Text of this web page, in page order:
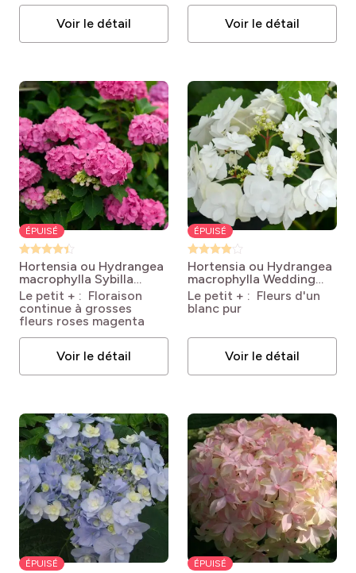
RENDEZ-VOUS ®
ANGELIQUE ®
Voir le détail
ROYAL RED ® ‘Hbarore’
Voir le détail
ÉPUISÉ
Hortensia ou Hydrangea
macrophylla Sybilla
Hydrangea macrophylla
'Sybilla'
Le petit + : Floraison
continue à grosses
fleurs roses magenta
Voir le détail
ÉPUISÉ
Hortensia ou Hydrangea
macrophylla Wedding
Gown cov
Hydrangea
macrophylla Wedding
Gown
Le petit + : Fleurs d'un
blanc pur
Voir le détail
ÉPUISÉ ÉPUISÉ